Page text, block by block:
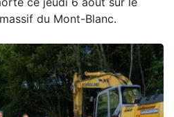
du Mont-Blanc.